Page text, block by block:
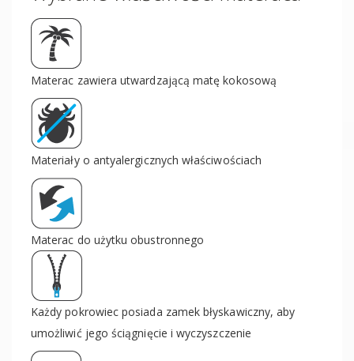
Materac zawiera utwardzającą matę kokosową
Materiały o antyalergicznych właściwościach
Materac do użytku obustronnego
Każdy pokrowiec posiada zamek błyskawiczny, aby
umożliwić jego ściągnięcie i wyczyszczenie